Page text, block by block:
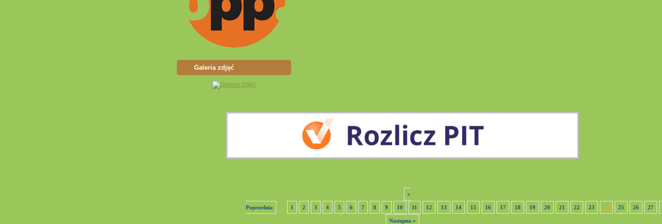
Galeria zdjęć
«
Poprzednia 1 2 3 4 5 6 7 8 9 10 11 12 13 14 15 16 17 18 19 20 21 22 23 24 25 26 27
Następna »